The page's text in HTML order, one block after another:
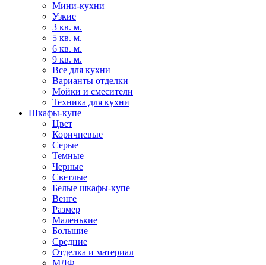
Мини-кухни
Узкие
3 кв. м.
5 кв. м.
6 кв. м.
9 кв. м.
Все для кухни
Варианты отделки
Мойки и смесители
Техника для кухни
Шкафы-купе
Цвет
Коричневые
Серые
Темные
Черные
Светлые
Белые шкафы-купе
Венге
Размер
Маленькие
Большие
Средние
Отделка и материал
МДФ